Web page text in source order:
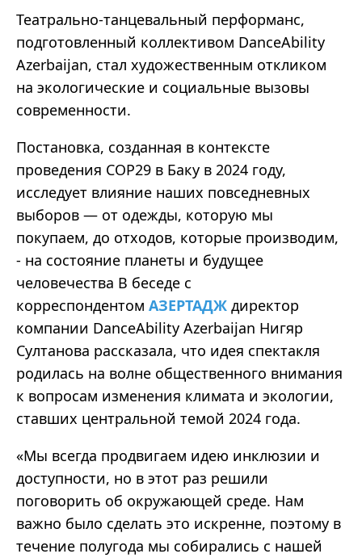
Театрально-танцевальный перформанс,
подготовленный коллективом DanceAbility
Azerbaijan, стал художественным откликом
на экологические и социальные вызовы
современности.
Постановка, созданная в контексте
проведения COP29 в Баку в 2024 году,
исследует влияние наших повседневных
выборов — от одежды, которую мы
покупаем, до отходов, которые производим,
- на состояние планеты и будущее
человечества В беседе с
корреспондентом АЗЕРТАДЖ директор
компании DanceAbility Azerbaijan Нигяр
Султанова рассказала, что идея спектакля
родилась на волне общественного внимания
к вопросам изменения климата и экологии,
ставших центральной темой 2024 года.
«Мы всегда продвигаем идею инклюзии и
доступности, но в этот раз решили
поговорить об окружающей среде. Нам
важно было сделать это искренне, поэтому в
течение полугода мы собирались с нашей